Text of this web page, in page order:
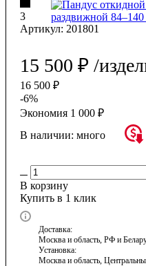
3
Артикул: 201801
15 500 ₽ /
16 500 ₽
-6%
Экономия 1 000 ₽
В наличии: много
В корзину
Купить в 1 клик
Доставка:
Москва и область, РФ и
Установка:
Москва и область,